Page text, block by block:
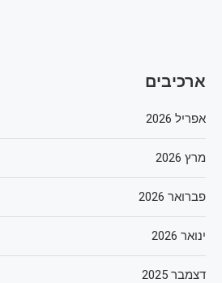
ארכיבים
אפריל 2026
מרץ 2026
פברואר 2026
ינואר 2026
דצמבר 2025